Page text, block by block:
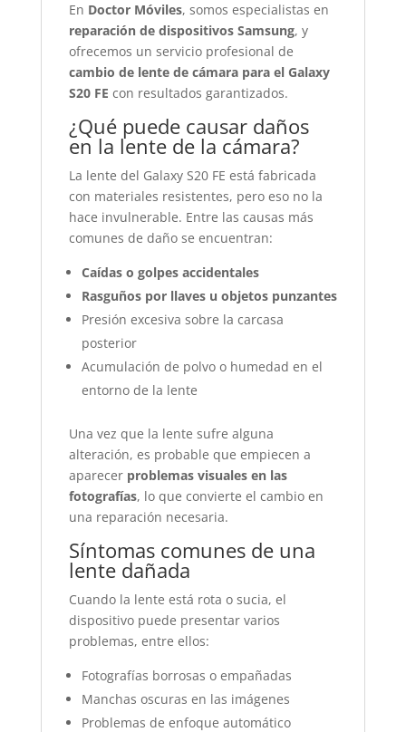
En Doctor Móviles, somos especialistas en
reparación de dispositivos Samsung, y
ofrecemos un servicio profesional de
cambio de lente de cámara para el Galaxy
S20 FE con resultados garantizados.
¿Qué puede causar daños
en la lente de la cámara?
La lente del Galaxy S20 FE está fabricada
con materiales resistentes, pero eso no la
hace invulnerable. Entre las causas más
comunes de daño se encuentran:
Caídas o golpes accidentales
Rasguños por llaves u objetos punzantes
Presión excesiva sobre la carcasa
posterior
Acumulación de polvo o humedad en el
entorno de la lente
Una vez que la lente sufre alguna
alteración, es probable que empiecen a
aparecer problemas visuales en las
fotografías, lo que convierte el cambio en
una reparación necesaria.
Síntomas comunes de una
lente dañada
Cuando la lente está rota o sucia, el
dispositivo puede presentar varios
problemas, entre ellos:
Fotografías borrosas o empañadas
Manchas oscuras en las imágenes
Problemas de enfoque automático